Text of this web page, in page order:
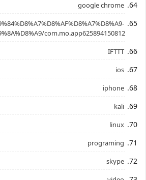
google chrome
com.mo.app625894150812
IFTTT
ios
iphone
kali
linux
programing
skype